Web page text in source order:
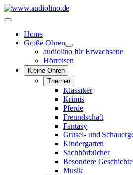
Home
Große Ohren
audiolino für Erwachsene
Hörreisen
Kleine Ohren
Themen
Klassiker
Krimis
Pferde
Freundschaft
Fantasy
Grusel- und
Kindergarten
Sachhörbücher
Besondere
Musik